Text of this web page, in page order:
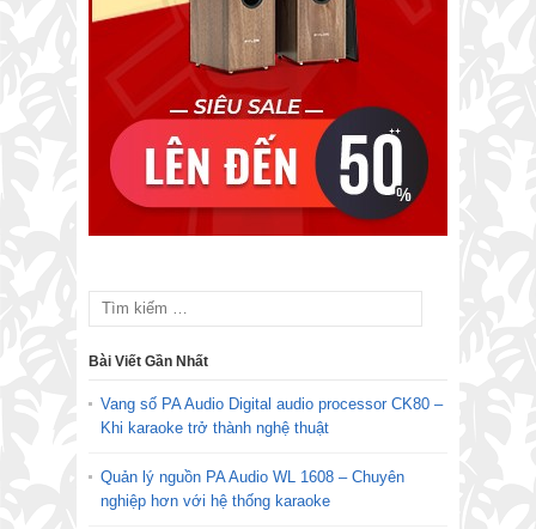
Bài Viết Gần Nhất
Vang số PA Audio Digital audio processor CK80 –
Khi karaoke trở thành nghệ thuật
Quản lý nguồn PA Audio WL 1608 – Chuyên
nghiệp hơn với hệ thống karaoke